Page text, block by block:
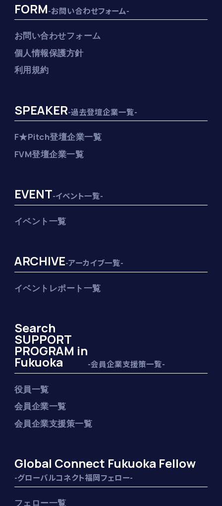
FORM-お問い合わせフォーム-
お問い合わせフォーム
個人情報保護方針
利用規約
SPEAKER-過去登壇企業一覧-
F★Pitch登壇企業一覧
FVM登壇企業一覧
EVENT-イベント一覧-
イベント一覧
ARCHIVE-アーカイブ一覧-
イベントレポート一覧
Search
SUPPORT
PROGRAM in
Fukuoka -会員企業支援策一覧-
役員一覧
会員企業一覧
会員企業支援策一覧
Global Connect Fukuoka Fellow
-グローバルコネクト福岡フェロー-
フェロー一覧